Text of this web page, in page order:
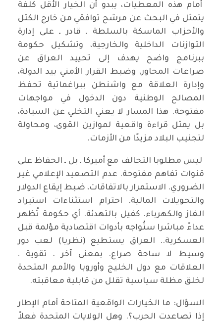
أمام هذه المعطيات، يبدو أن الخيار الأقل كلفة
يتمثل في البحث عن مرشح توافقي من خارج الكتل
والأحزاب الماسكة بالسلطة ـ قادر ـ على إدارة
التوازنات الداخلية والخارجية، وتشكيل حكومة
ببرنامج واضح يهدف إلى تحييد العراق عن
صراعات المحاور، وضبط القرار الأمني بيد الدولة،
وإدارة العلاقة مع واشنطن ببراغماتية تحفظ
المصالح الوطنية دون الدخول في مواجهات
مفتوحة. هذا المسار لا يعني التخلي عن السيادة،
بل يمثل قراءة واقعية لموازين القوى، ومحاولة
لتجنيب البلاد مزيدًا من الأزمات.
ليس مطلوبا التحالف مع أميركا ـ بل ـ الحفاظ على
قنوات تفاهم مفتوحة. عدم التصعيد الإعلامي غير
الضروري. الاستمرار بالاتفاقات، ضبط إيقاع الدولار
والتحويلات المالية. احترام استثناءات استيراد
الغاز والكهرباء. كفيل بالتهدئة. أي حكومة تُظهر
عداءً مباشرا ستُواجه بأدوات اقتصادية مؤلمة قبل
العسكرية.. العراق يستطيع (نظريا) لعب دور
وسيط لا ساحة صراع. بمعنى آخر ـ تقوية ـ
العلاقات مع دول الخليج وأوروبا والأمم المتحدة
لخلق مظلة سياسية تقلل من قابلية معاقبته.
السؤال: ما الخيارات الواقعية المتاحة أمام الإطار
إذا تصاعدت الحرب؟. وهل الولايات المتحدة فعلاً